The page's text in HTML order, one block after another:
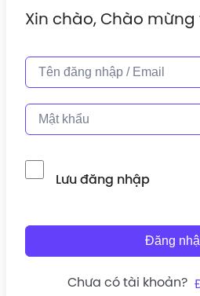
Xin chào, Chào mừng
Lưu đăng nhập
Đăng
Chưa có tài khoản?